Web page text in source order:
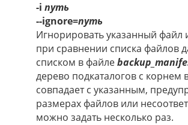
-i путь
--ignore=путь
Игнорировать указанный файл
при сравнении списка файлов
списком в файле
дерево подкаталогов с
совпадает с указанным,
размерах файлов или
можно задать несколько раз.